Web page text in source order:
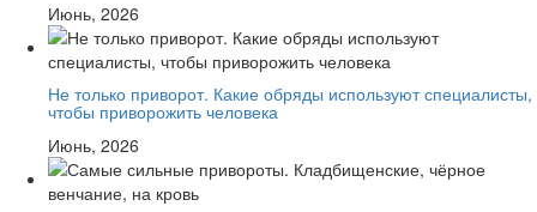
Июнь, 2026
Не только приворот. Какие обряды используют специалисты,
чтобы приворожить человека
Июнь, 2026